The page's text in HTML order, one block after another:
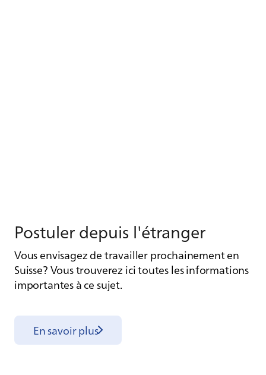
Pos­tu­ler de­puis l'étran­ger
Vous envisagez de travailler prochainement en
Suisse? Vous trouverez ici toutes les informations
importantes à ce sujet.
En savoir plus